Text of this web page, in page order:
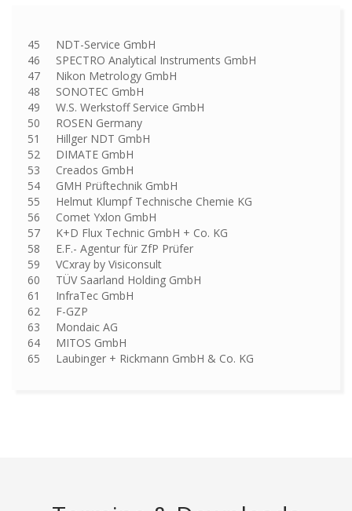
45 NDT-Service GmbH
46 SPECTRO Analytical Instruments GmbH
47 Nikon Metrology GmbH
48 SONOTEC GmbH
49 W.S. Werkstoff Service GmbH
50 ROSEN Germany
51 Hillger NDT GmbH
52 DIMATE GmbH
53 Creados GmbH
54 GMH Prüftechnik GmbH
55 Helmut Klumpf Technische Chemie KG
56 Comet Yxlon GmbH
57 K+D Flux Technic GmbH + Co. KG
58 E.F.- Agentur für ZfP Prüfer
59 VCxray by Visiconsult
60 TÜV Saarland Holding GmbH
61 InfraTec GmbH
62 F-GZP
63 Mondaic AG
64 MITOS GmbH
65 Laubinger + Rickmann GmbH & Co. KG